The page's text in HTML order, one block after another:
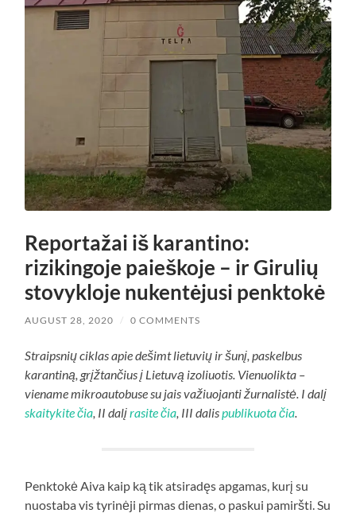
Reportažai iš karantino:
rizikingoje paieškoje – ir Girulių
stovykloje nukentėjusi penktokė
AUGUST 28, 2020 / 0 COMMENTS
Straipsnių ciklas apie dešimt lietuvių ir šunį, paskelbus
karantiną, grįžtančius į Lietuvą izoliuotis. Vienuolikta –
viename mikroautobuse su jais važiuojanti žurnalistė. I dalį
skaitykite čia, II dalįrasite čia, III dalispublikuota čia.
Penktokė Aiva kaip ką tik atsiradęs apgamas, kurį su
nuostaba vis tyrinėji pirmas dienas, o paskui pamiršti. Su